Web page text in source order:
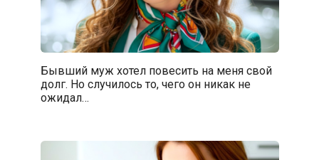
Бывший муж хотел повесить на меня свой
долг. Но случилось то, чего он никак не
ожидал…